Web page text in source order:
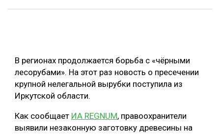
ЛЕСОВОССТАНОВЛЕНИЕ И ЗАЩИТА
ЛОГИСТИКА
ПРОИЗВОДСТВО ДРЕВЕСНЫХ ПЛИТ
ЦБП
ТЕМАТИЧЕСКИЕ ПРОЕКТЫ
ПОДБОРКИ СТАТЕЙ
В регионах продолжается борьба с «чёрными
лесорубами». На этот раз новость о пресечении
крупной нелегальной вырубки поступила из
Иркутской области.
Как сообщает ИА REGNUM, правоохранители
выявили незаконную заготовку древесины на